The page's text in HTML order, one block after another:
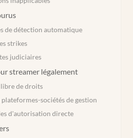
de détection automatique
strikes
judiciaires
streamer légalement
libre de droits
plateformes-sociétés de gestion
d'autorisation directe